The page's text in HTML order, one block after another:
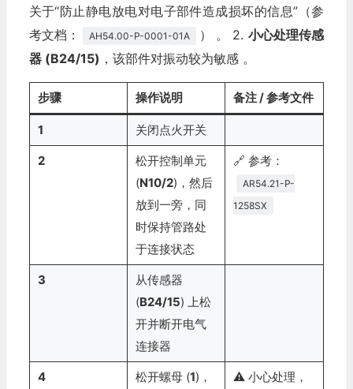
关于“防止静电放电对电子部件造成损坏的信息”（参
考文档：
AH54.00-P-0001-01A ） 。 2. 小心处理传感
器 (B24/15) ，该部件对振动较为敏感 。
步骤 操作说明 备注 / 参考文件
1 关闭点火开关
2
松开控制单元
(N10/2)，然后
放到一旁，同
时保持管路处
于连接状态
🔗 参考：
AR54.21-P-
1258SX
3
从传感器
(B24/15) 上松
开并断开电气
连接器
4 松开螺母 (1)，
⚠️ 小心处理，